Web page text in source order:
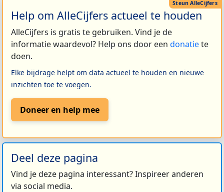
Help om AlleCijfers actueel te houden
AlleCijfers is gratis te gebruiken. Vind je de
informatie waardevol? Help ons door een donatiete
doen.
Elke bijdrage helpt om data actueel te houden en nieuwe
inzichten toe te voegen.
Doneer en help mee
Deel deze pagina
Vind je deze pagina interessant? Inspireer anderen
via social media.